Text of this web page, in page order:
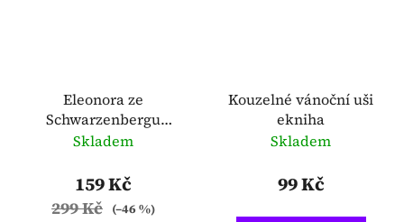
Eleonora ze
Schwarzenbergu
ekniha
Skladem
159 Kč
299 Kč (–46 %)
Kouzelné vánoční uši
ekniha
Skladem
99 Kč